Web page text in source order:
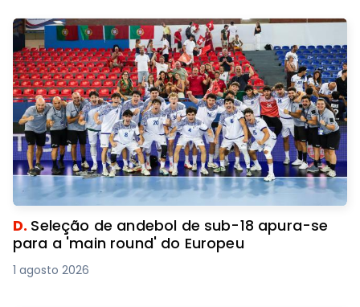
D. Seleção de andebol de sub-18 apura-se
para a 'main round' do Europeu
1 agosto 2026